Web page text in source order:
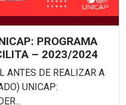
PROGRAMA
– 2023/2024
ANTES DE REALIZAR A